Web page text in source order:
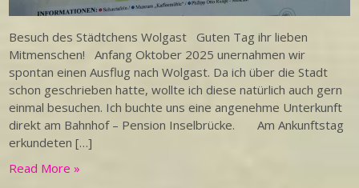
Besuch des Städtchens Wolgast Guten Tag ihr lieben
Mitmenschen! Anfang Oktober 2025 unernahmen wir
spontan einen Ausflug nach Wolgast. Da ich über die Stadt
schon geschrieben hatte, wollte ich diese natürlich auch gern
einmal besuchen. Ich buchte uns eine angenehme Unterkunft
direkt am Bahnhof – Pension Inselbrücke. Am Ankunftstag
erkundeten […]
Read More »